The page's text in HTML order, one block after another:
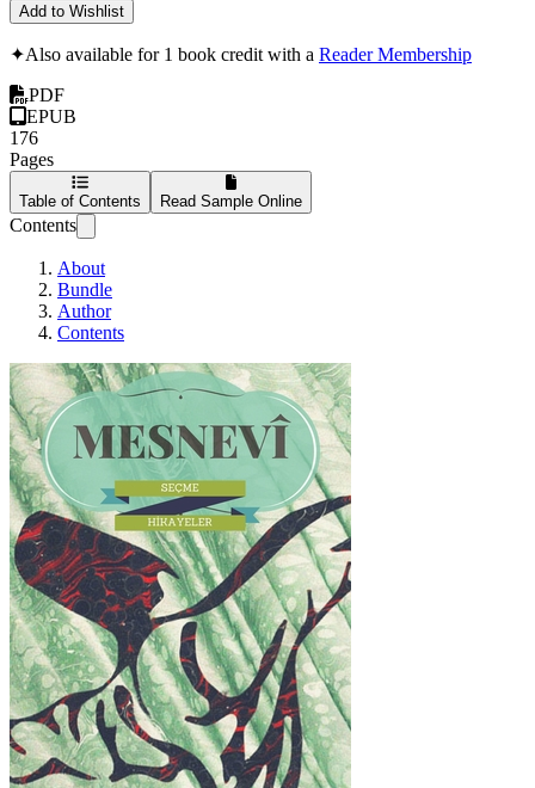
Add to Wishlist
✦Also available for 1 book credit with a Reader Membership
PDF
EPUB
176
Pages
Table of Contents Read Sample Online
Contents
About
Bundle
Author
Contents
MESNEVÎ den Seçme